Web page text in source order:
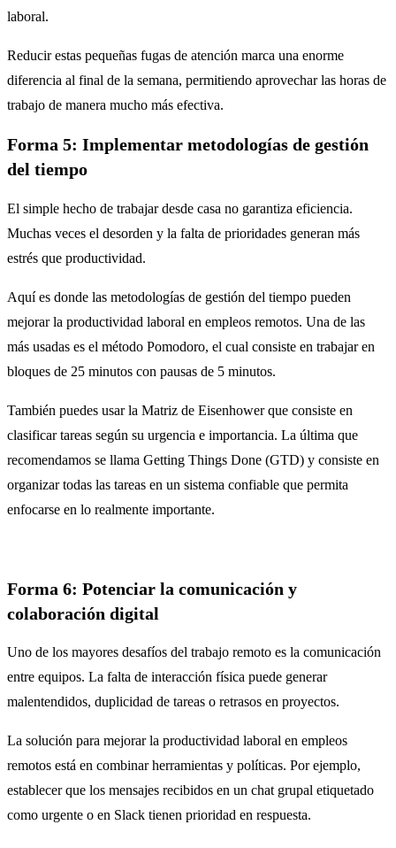
laboral.
Reducir estas pequeñas fugas de atención marca una enorme
diferencia al final de la semana, permitiendo aprovechar las horas de
trabajo de manera mucho más efectiva.
Forma 5: Implementar metodologías de gestión
del tiempo
El simple hecho de trabajar desde casa no garantiza eficiencia.
Muchas veces el desorden y la falta de prioridades generan más
estrés que productividad.
Aquí es donde las metodologías de gestión del tiempo pueden
mejorar la productividad laboral en empleos remotos. Una de las
más usadas es el método Pomodoro, el cual consiste en trabajar en
bloques de 25 minutos con pausas de 5 minutos.
También puedes usar la Matriz de Eisenhower que consiste en
clasificar tareas según su urgencia e importancia. La última que
recomendamos se llama Getting Things Done (GTD) y consiste en
organizar todas las tareas en un sistema confiable que permita
enfocarse en lo realmente importante.
Forma 6: Potenciar la comunicación y
colaboración digital
Uno de los mayores desafíos del trabajo remoto es la comunicación
entre equipos. La falta de interacción física puede generar
malentendidos, duplicidad de tareas o retrasos en proyectos.
La solución para mejorar la productividad laboral en empleos
remotos está en combinar herramientas y políticas. Por ejemplo,
establecer que los mensajes recibidos en un chat grupal etiquetado
como urgente o en Slack tienen prioridad en respuesta.